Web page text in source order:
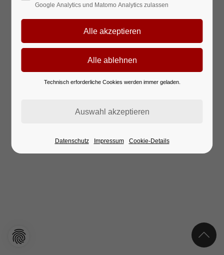
Google Analytics und Matomo Analytics zulassen
Technisch erforderliche Cookies werden immer geladen.
Datenschutz Impressum Cookie-Details